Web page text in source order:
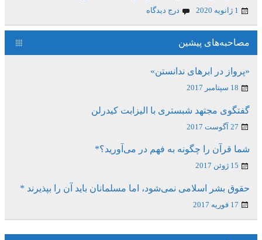
1 ژانویه 2020 درج دیدگاه
مصاحبه‌های پیشین
«پرواز در ابرهای ندانستن»
18 سپتامبر 2017
گفتگوی مجتهد شبستری با الیزابت کیدرلن
27 آگوست 2017
شما قرآن را چگونه به فهم در می‌آورید؟*
15 ژوئن 2017
حقوق بشر اسلامی نمی‌شود، اما مسلمانان باید آن را بپذیرند *
17 فوریه 2017